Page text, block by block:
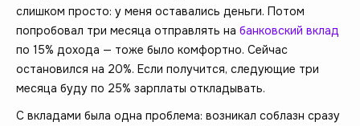
слишком просто: у меня оставались деньги. Потом
попробовал три месяца отправлять на банковский вклад
по 15% дохода — тоже было комфортно. Сейчас
остановился на 20%. Если получится, следующие три
месяца буду по 25% зарплаты откладывать.
С вкладами была одна проблема: возникал соблазн сразу